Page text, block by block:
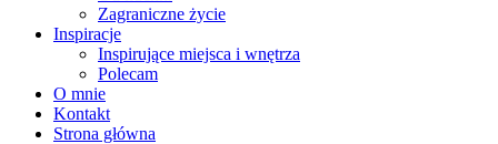
Zagraniczne życie
Inspiracje
Inspirujące miejsca i wnętrza
Polecam
O mnie
Kontakt
Strona główna